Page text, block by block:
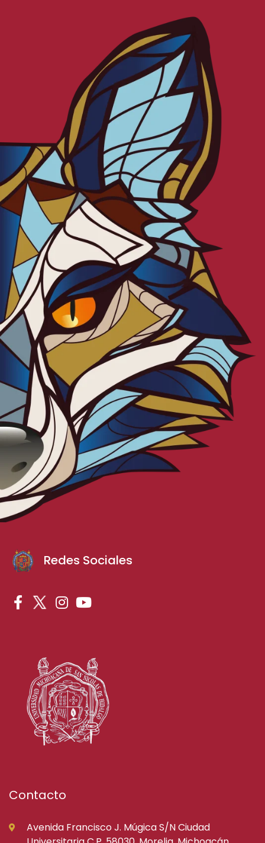
Redes Sociales
Contacto
Avenida Francisco J. Múgica S/N Ciudad